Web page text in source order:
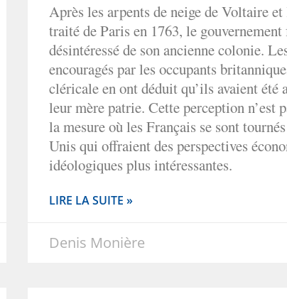
Après les arpents de neige de Voltaire
traité de Paris en 1763, le gouvernement
désintéressé de son ancienne colonie.
encouragés par les occupants
cléricale en ont déduit qu’ils avaient été
leur mère patrie. Cette perception n’est
la mesure où les Français se sont
Unis qui offraient des perspectives
idéologiques plus intéressantes.
LIRE LA SUITE »
Denis Monière